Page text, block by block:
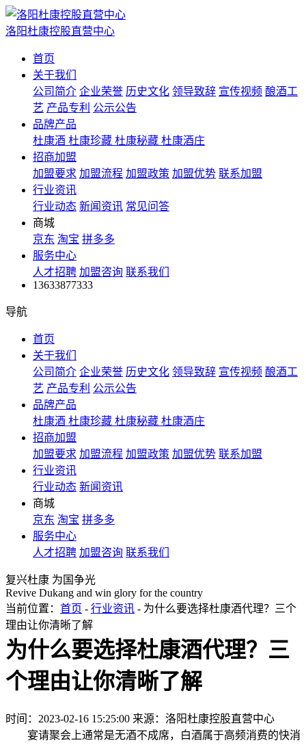
洛阳杜康控股直营中心
首页
关于我们
公司简介 企业荣誉 历史文化 领导致辞 宣传视频 酿酒工
艺 产品专利 公示公告
品牌产品
杜康酒 杜康珍藏 杜康秘藏 杜康酒庄
招商加盟
加盟要求 加盟流程 加盟政策 加盟优势 联系加盟
行业资讯
行业动态 新闻资讯 常见问答
商城
京东 淘宝 拼多多
服务中心
人才招聘 加盟咨询 联系我们
13633877333
导航
首页
关于我们
公司简介 企业荣誉 历史文化 领导致辞 宣传视频 酿酒工
艺 产品专利 公示公告
品牌产品
杜康酒 杜康珍藏 杜康秘藏 杜康酒庄
招商加盟
加盟要求 加盟流程 加盟政策 加盟优势 联系加盟
行业资讯
行业动态 新闻资讯
商城
京东 淘宝 拼多多
服务中心
人才招聘 加盟咨询 联系我们
复兴杜康 为国争光
Revive Dukang and win glory for the country
当前位置： 首页 - 行业资讯 - 为什么要选择杜康酒代理？三个
理由让你清晰了解
为什么要选择杜康酒代理？三
个理由让你清晰了解
时间：2023-02-16 15:25:00 来源：洛阳杜康控股直营中心
宴请聚会上通常是无酒不成席，白酒属于高频消费的快消